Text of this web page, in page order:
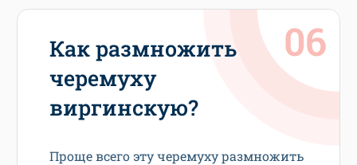
Как размножить
черемуху
виргинскую?
Проще всего эту черемуху размножить